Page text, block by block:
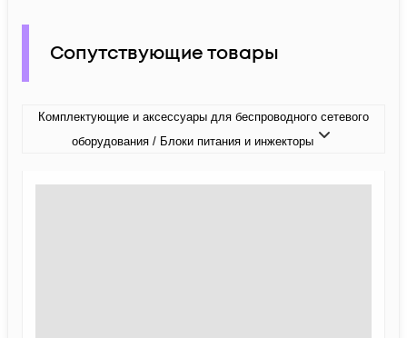
Сопутствующие товары
Комплектующие и аксессуары для беспроводного сетевого
оборудования / Блоки питания и инжекторы